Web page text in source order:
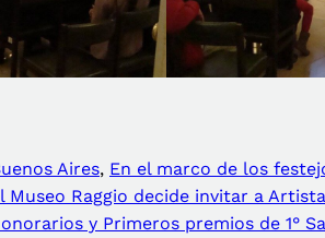
Aires, En el marco de los
Raggio decide invitar a
y Primeros premios de 1°